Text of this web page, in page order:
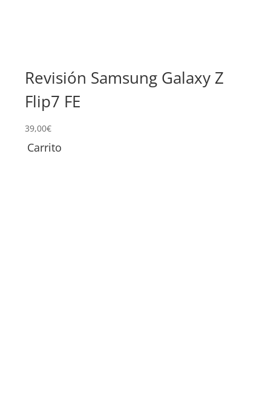
Revisión Samsung Galaxy Z
Flip7 FE
39,00€
Carrito